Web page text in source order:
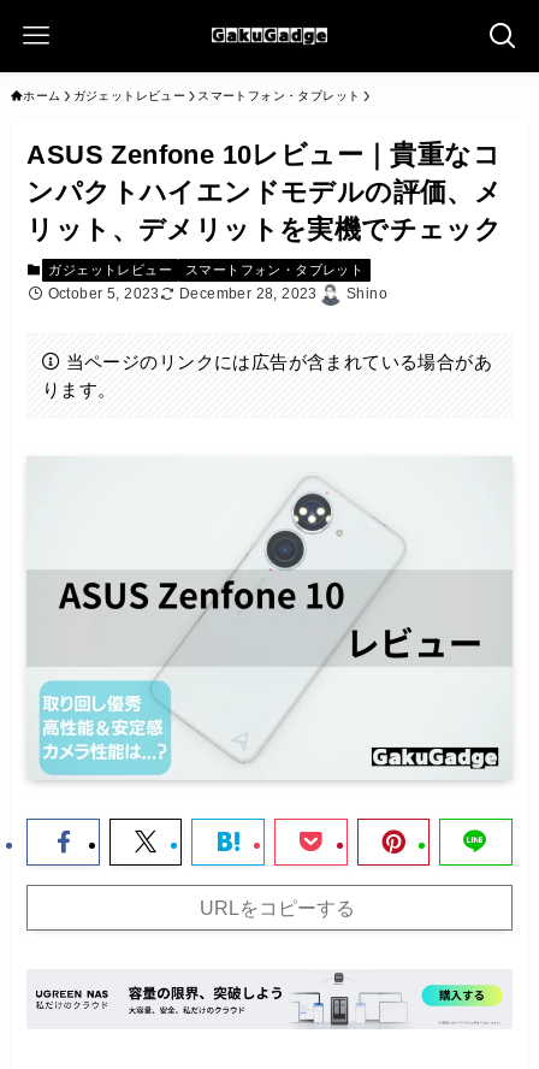
ホーム ガジェットレビュー スマートフォン・タブレット
ASUS Zenfone 10レビュー｜貴重なコ
ンパクトハイエンドモデルの評価、メ
リット、デメリットを実機でチェック
ガジェットレビュー スマートフォン・タブレット
October 5, 2023 December 28, 2023 Shino
当ページのリンクには広告が含まれている場合があ
ります。
URLをコピーする